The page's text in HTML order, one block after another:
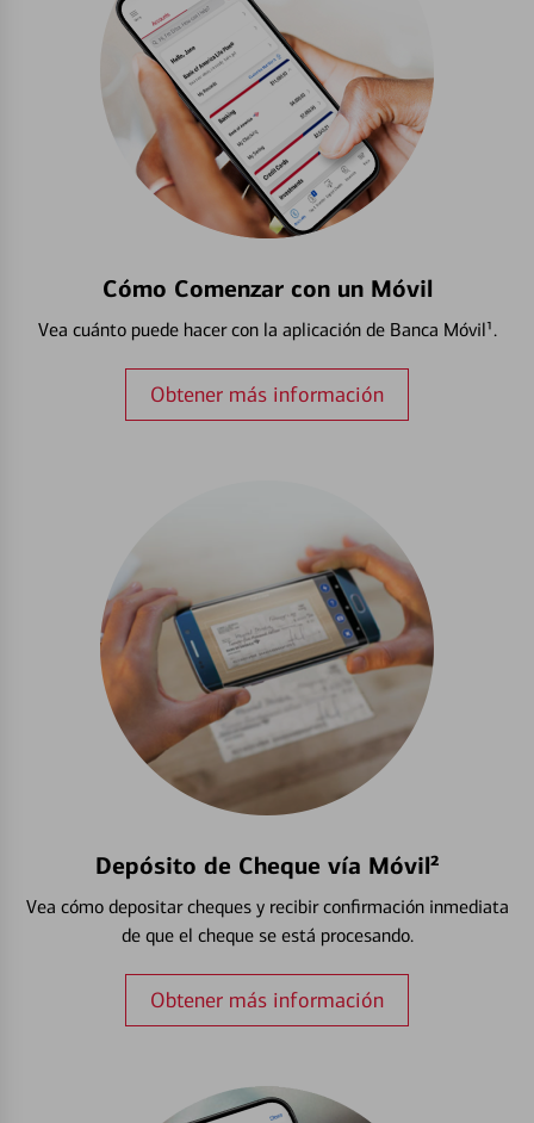
Cómo Comenzar con un Móvil
Vea cuánto puede hacer con la aplicación de Banca Móvil¹.
Obtener más información
Depósito de Cheque vía Móvil²
Vea cómo depositar cheques y recibir confirmación inmediata
de que el cheque se está procesando.
Obtener más información